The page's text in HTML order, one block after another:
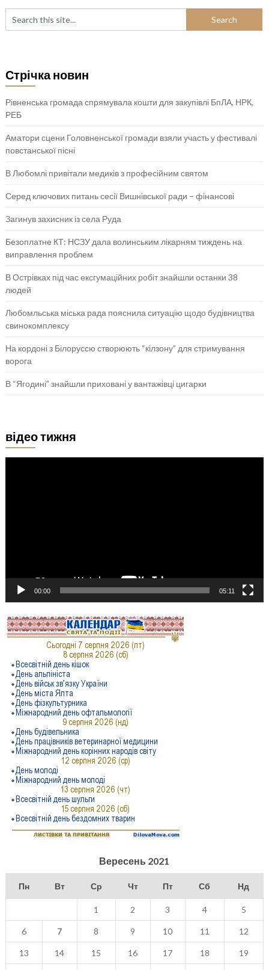
Стрічка новин
Рівненська громада спрямувала кошти для закупівлі БпЛА, НРК,
РЕБ
Аматори сцени Головненської громади взяли участь у фестивалі
повстанської пісні
В Любомлі привітали медиків з професійним святом
Серед ключових питань сесії Вишнівської ради – фінансові
Загинув захисник із села Руда
Безоплатне КТ: НСЗУ дала волинським лікарням тиждень на
виправлення проблем
В Острівках під час ексгумаційних робіт знайшли останки 38
людей
Любомльська міська рада пояснила ситуацію щодо будівництва
свинокомплексу
На кордоні з Білоруссю створюють “кілзону” для стримування
ворога
В “Ягодині” знайшли приховані у вантажівці цигарки
відео тижня
00:00 05:11
Вересень 2021
Пн Вт Ср Чт Пт Сб Нд
1 2 3 4 5
6 7 8 9 10 11 12
13 14 15 16 17 18 19